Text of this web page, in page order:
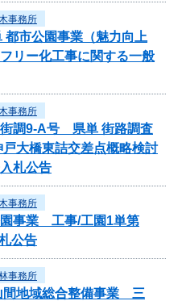
事務所
市公園事業（魅力向上
リー化工事に関する一般
事務所
街調9-A号 県単 街路調査
大橋東詰交差点概略検討
札公告
事務所
事業 工事/工園1単第
公告
事務所
間地域総合整備事業 三